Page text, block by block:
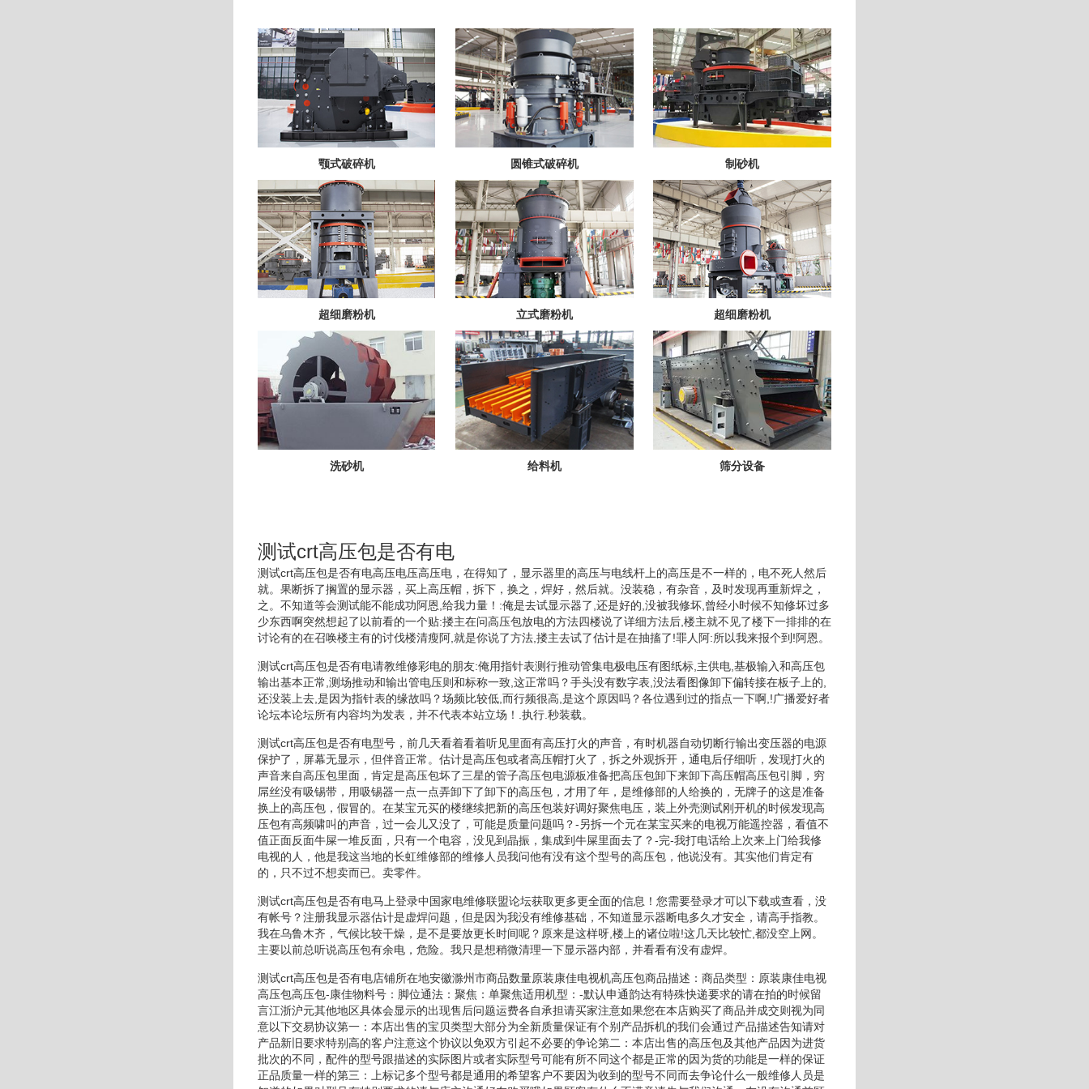
颚式破碎机 圆锥式破碎机 制砂机
超细磨粉机 立式磨粉机 超细磨粉机
洗砂机 给料机 筛分设备
测试crt高压包是否有电
测试crt高压包是否有电高压电压高压电，在得知了，显示器里的高压与电线杆上的高压是不一样的，电不死人然后
就。果断拆了搁置的显示器，买上高压帽，拆下，换之，焊好，然后就。没装稳，有杂音，及时发现再重新焊之，
之。不知道等会测试能不能成功阿恩,给我力量！:俺是去试显示器了,还是好的,没被我修坏,曾经小时候不知修坏过多
少东西啊突然想起了以前看的一个贴:搂主在问高压包放电的方法四楼说了详细方法后,楼主就不见了楼下一排排的在
讨论有的在召唤楼主有的讨伐楼清瘦阿,就是你说了方法,搂主去试了估计是在抽搐了!罪人阿:所以我来报个到!阿恩。
测试crt高压包是否有电请教维修彩电的朋友:俺用指针表测行推动管集电极电压有图纸标,主供电,基极输入和高压包
输出基本正常,测场推动和输出管电压则和标称一致,这正常吗？手头没有数字表,没法看图像卸下偏转接在板子上的,
还没装上去,是因为指针表的缘故吗？场频比较低,而行频很高,是这个原因吗？各位遇到过的指点一下啊,!广播爱好者
论坛本论坛所有内容均为发表，并不代表本站立场！.执行.秒装载。
测试crt高压包是否有电型号，前几天看着看着听见里面有高压打火的声音，有时机器自动切断行输出变压器的电源
保护了，屏幕无显示，但伴音正常。估计是高压包或者高压帽打火了，拆之外观拆开，通电后仔细听，发现打火的
声音来自高压包里面，肯定是高压包坏了三星的管子高压包电源板准备把高压包卸下来卸下高压帽高压包引脚，穷
屌丝没有吸锡带，用吸锡器一点一点弄卸下了卸下的高压包，才用了年，是维修部的人给换的，无牌子的这是准备
换上的高压包，假冒的。在某宝元买的楼继续把新的高压包装好调好聚焦电压，装上外壳测试刚开机的时候发现高
压包有高频啸叫的声音，过一会儿又没了，可能是质量问题吗？-另拆一个元在某宝买来的电视万能遥控器，看值不
值正面反面牛屎一堆反面，只有一个电容，没见到晶振，集成到牛屎里面去了？-完-我打电话给上次来上门给我修
电视的人，他是我这当地的长虹维修部的维修人员我问他有没有这个型号的高压包，他说没有。其实他们肯定有
的，只不过不想卖而已。卖零件。
测试crt高压包是否有电马上登录中国家电维修联盟论坛获取更多更全面的信息！您需要登录才可以下载或查看，没
有帐号？注册我显示器估计是虚焊问题，但是因为我没有维修基础，不知道显示器断电多久才安全，请高手指教。
我在乌鲁木齐，气候比较干燥，是不是要放更长时间呢？原来是这样呀,楼上的诸位啦!这几天比较忙,都没空上网。
主要以前总听说高压包有余电，危险。我只是想稍微清理一下显示器内部，并看看有没有虚焊。
测试crt高压包是否有电店铺所在地安徽滁州市商品数量原装康佳电视机高压包商品描述：商品类型：原装康佳电视
高压包高压包-康佳物料号：脚位通法：聚焦：单聚焦适用机型：-默认申通韵达有特殊快递要求的请在拍的时候留
言江浙沪元其他地区具体会显示的出现售后问题运费各自承担请买家注意如果您在本店购买了商品并成交则视为同
意以下交易协议第一：本店出售的宝贝类型大部分为全新质量保证有个别产品拆机的我们会通过产品描述告知请对
产品新旧要求特别高的客户注意这个协议以免双方引起不必要的争论第二：本店出售的高压包及其他产品因为进货
批次的不同，配件的型号跟描述的实际图片或者实际型号可能有所不同这个都是正常的因为货的功能是一样的保证
正品质量一样的第三：上标记多个型号都是通用的希望客户不要因为收到的型号不同而去争论什么一般维修人员是